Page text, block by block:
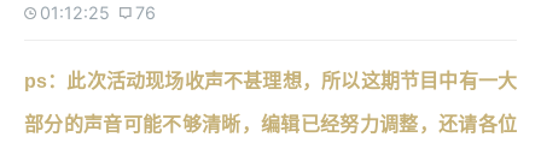
01:12:25 76
ps：此次活动现场收声不甚理想，所以这期节目中有一大
部分的声音可能不够清晰，编辑已经努力调整，还请各位